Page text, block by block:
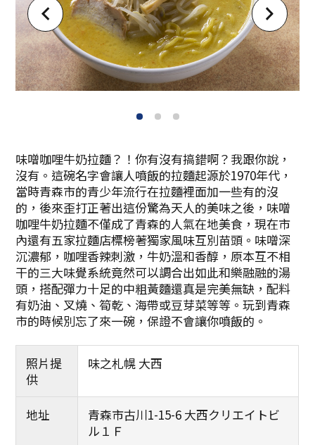
1 2 3
味噌咖哩牛奶拉麵？！你有沒有搞錯啊？我跟你說，
沒有。這碗名字會讓人噴飯的拉麵起源於1970年代，
當時青森市的青少年流行在拉麵裡面加一些有的沒
的，後來歪打正著出這份驚為天人的美味之後，味噌
咖哩牛奶拉麵不僅成了青森的人氣在地美食，現在市
內還有五家拉麵店標榜著獨家風味互別苗頭。味噌深
沉濃郁，咖哩香辣刺激，牛奶溫和香醇，原本互不相
干的三大味覺系統竟然可以調合出如此和樂融融的湯
頭，搭配彈力十足的中粗黃麵還真是完美無缺，配料
有奶油、叉燒、筍乾、海帶或豆芽菜等等。玩到青森
市的時候別忘了來一碗，保證不會讓你噴飯的。
照片提
供
味之札幌 大西
地址
青森市古川1-15-6 大西クリエイトビ
ル１Ｆ
Twitter分享
Facebook分享
複製連結